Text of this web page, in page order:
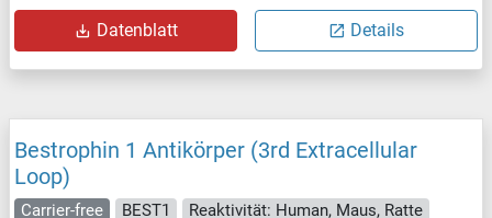
Datenblatt Details
Bestrophin 1 Antikörper (3rd Extracellular
Loop)
Carrier-free BEST1 Reaktivität: Human, Maus, Ratte